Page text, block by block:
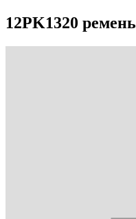
12PK1320 ремень